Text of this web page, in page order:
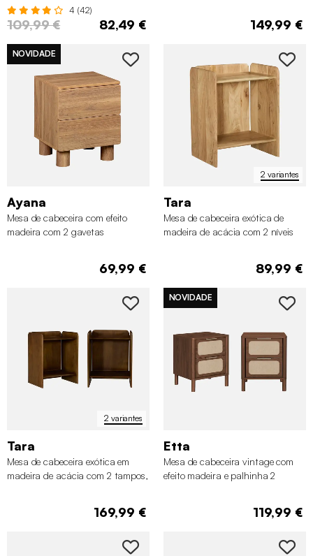
4 (42)
109,99 € 82,49 € 149,99 €
NOVIDADE
Ayana
Mesa de cabeceira com efeito
madeira com 2 gavetas
69,99 €
2 variantes
Tara
Mesa de cabeceira exótica de
madeira de acácia com 2 níveis
89,99 €
2 variantes
Tara
Mesa de cabeceira exótica em
madeira de acácia com 2 tampos,
169,99 €
NOVIDADE
Etta
Mesa de cabeceira vintage com
efeito madeira e palhinha 2
119,99 €